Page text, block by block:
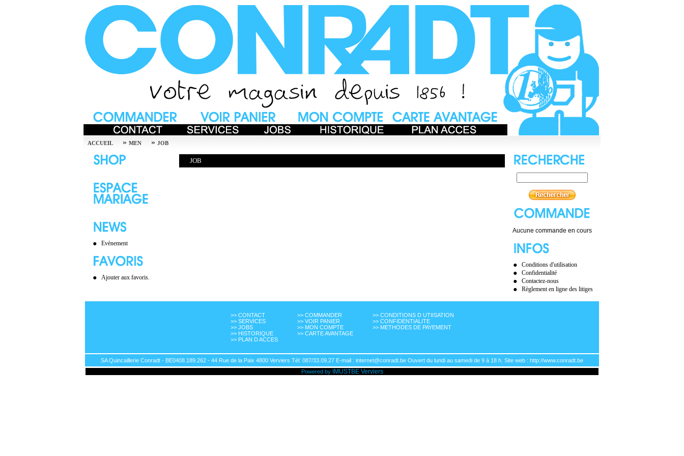
ACCUEIL » MEN » JOB
Evènement
Ajouter aux favoris.
JOB
Aucune commande en cours
Conditions d'utilisation
Confidentialité
Contactez-nous
Règlement en ligne des litiges
>> CONTACT
>> SERVICES
>> JOBS
>> HISTORIQUE
>> PLAN D ACCES
>> COMMANDER
>> VOIR PANIER
>> MON COMPTE
>> CARTE AVANTAGE
>> CONDITIONS D UTIISATION
>> CONFIDENTIALITE
>> METHODES DE PAYEMENT
SA Quincaillerie Conradt - BE0408.189.262 - 44 Rue de la Paix 4800 Verviers Tél: 087/33.09.27 E-mail : internet@conradt.be Ouvert du lundi au samedi de 9 à 18 h. Site web : http://www.conradt.be
Powered by
IMUSTBE Verviers